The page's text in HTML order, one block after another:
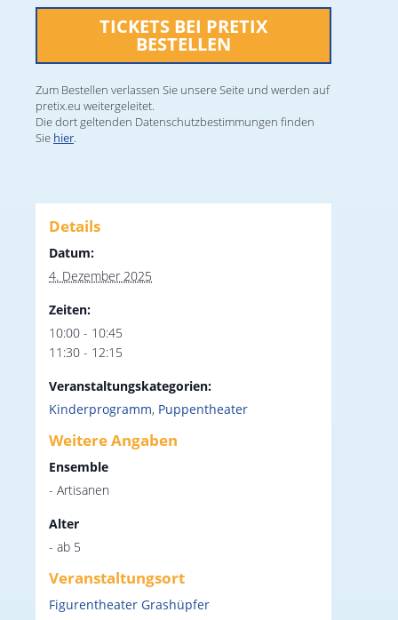
TICKETS BEI PRETIX
BESTELLEN
Zum Bestellen verlassen Sie unsere Seite und werden auf
pretix.eu weitergeleitet.
Die dort geltenden Datenschutzbestimmungen finden
Sie hier.
Details
Datum:
4. Dezember 2025
Zeiten:
10:00 - 10:45
11:30 - 12:15
Veranstaltungskategorien:
Kinderprogramm, Puppentheater
Veranstaltungsort
Figurentheater Grashüpfer
Weitere Angaben
Ensemble
- Artisanen
Alter
- ab 5